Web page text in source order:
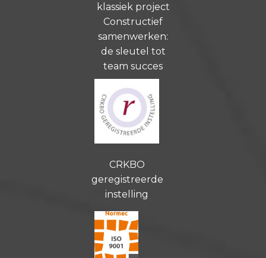
klassiek project
Constructief
samenwerken:
de sleutel tot
team succes
CRKBO
geregistreerde
instelling